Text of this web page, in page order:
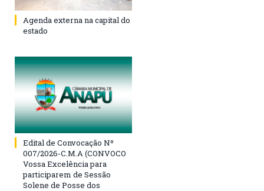
Agenda externa na capital do
estado
Edital de Convocação Nº
007/2026-C.M.A (CONVOCO
Vossa Excelência para
participarem de Sessão
Solene de Posse dos